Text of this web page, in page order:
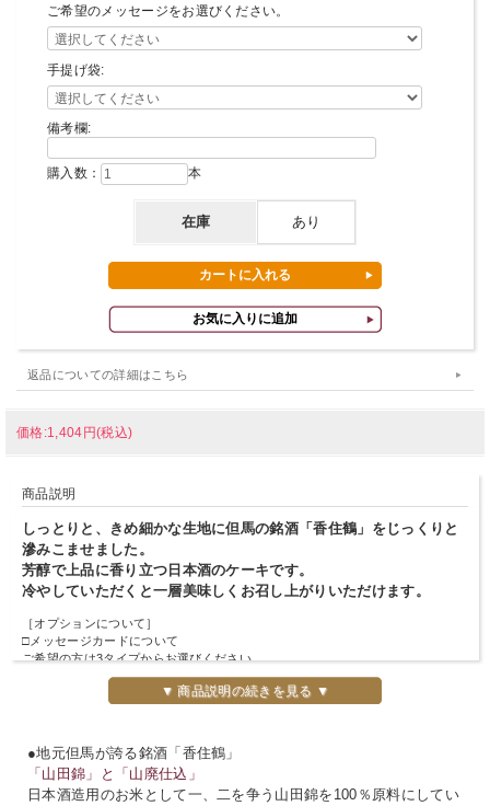
ご希望のメッセージをお選びください。
手提げ袋:
備考欄:
購入数： 本
在庫 あり
返品についての詳細はこちら
価格:1,404円(税込)
商品説明
しっとりと、きめ細かな生地に但馬の銘酒「香住鶴」をじっくりと
滲みこませました。
芳醇で上品に香り立つ日本酒のケーキです。
冷やしていただくと一層美味しくお召し上がりいただけます。
［オプションについて］
□メッセージカードについて
ご希望の方は3タイプからお選びください。
・A（定型メッセージ1）…「いつもありがとう。」
・B（定型メッセージ2）…「いつもありがとうございます。」
・お名前の記入をご希望の場合は、備考欄にご記入ください。
・上書きをご希望の場合は、ご希望の内容を備考欄にご記入ください。
●特にご指定がない場合には、ご注文後3日以内に発送させていただきます。
▼ 商品説明の続きを見る ▼
●地元但馬が誇る銘酒「香住鶴」
「山田錦」と「山廃仕込」
日本酒造用のお米として一、二を争う山田錦を100％原料にしてい